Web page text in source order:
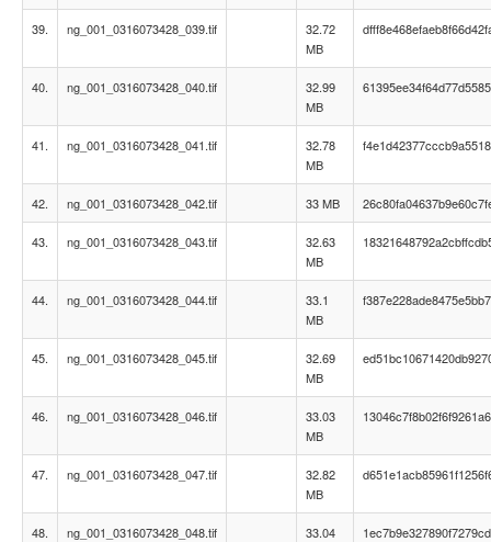
39. ng_001_0316073428_039.tif
32.72
MB
40. ng_001_0316073428_040.tif
32.99
MB
41. ng_001_0316073428_041.tif
32.78
MB
42. ng_001_0316073428_042.tif 33 MB
43. ng_001_0316073428_043.tif
32.63
MB
44. ng_001_0316073428_044.tif
33.1
MB
45. ng_001_0316073428_045.tif
32.69
MB
46. ng_001_0316073428_046.tif
33.03
MB
47. ng_001_0316073428_047.tif
32.82
MB
48. ng_001_0316073428_048.tif
33.04